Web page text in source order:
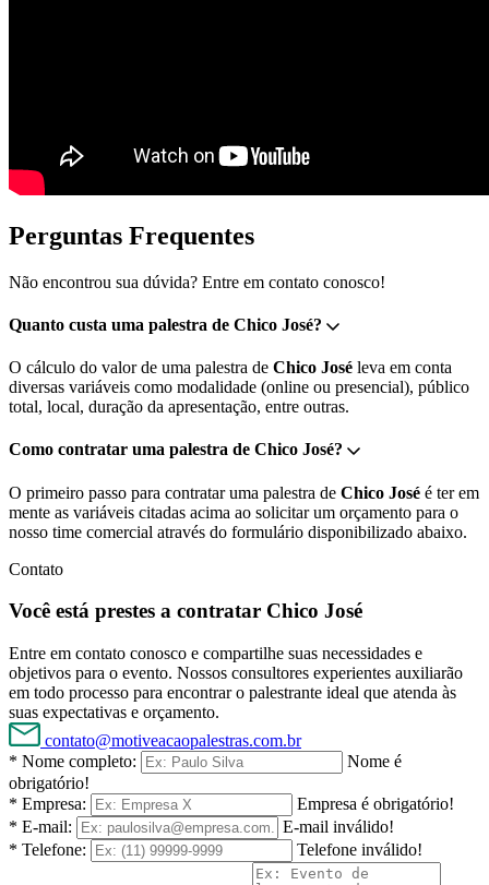
Perguntas Frequentes
Não encontrou sua dúvida? Entre em contato conosco!
Quanto custa uma palestra de Chico José?
O cálculo do valor de uma palestra de Chico José leva em conta
diversas variáveis como modalidade (online ou presencial), público
total, local, duração da apresentação, entre outras.
Como contratar uma palestra de Chico José?
O primeiro passo para contratar uma palestra de Chico José é ter em
mente as variáveis citadas acima ao solicitar um orçamento para o
nosso time comercial através do formulário disponibilizado abaixo.
Contato
Você está prestes a contratar Chico José
Entre em contato conosco e compartilhe suas necessidades e
objetivos para o evento. Nossos consultores experientes auxiliarão
em todo processo para encontrar o palestrante ideal que atenda às
suas expectativas e orçamento.
contato@motiveacaopalestras.com.br
* Nome completo:
Nome é
obrigatório!
* Empresa:
Empresa é obrigatório!
* E-mail:
E-mail inválido!
* Telefone:
Telefone inválido!